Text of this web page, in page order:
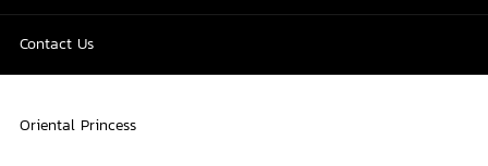
Contact Us
Oriental Princess